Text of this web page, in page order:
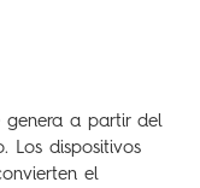
genera a partir del
Los dispositivos
el